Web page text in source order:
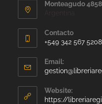
Monteagudo
Contacto
+549 342 567 5208
Email:
Website:
https://